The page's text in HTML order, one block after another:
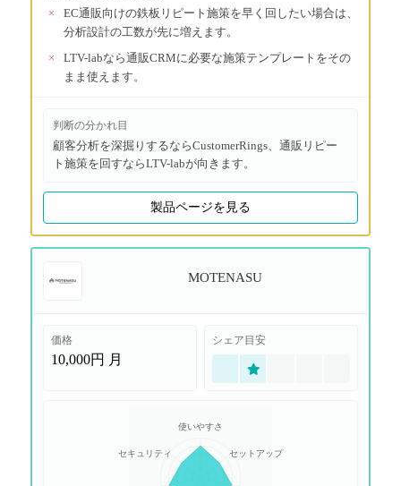
×
EC通販向けの鉄板リピート施策を早く回したい場合は、
分析設計の工数が先に増えます。
×
LTV-labなら通販CRMに必要な施策テンプレートをその
まま使えます。
判断の分かれ目
顧客分析を深掘りするならCustomerRings、通販リピー
ト施策を回すならLTV-labが向きます。
製品ページを見る
MOTENASU
価格
10,000円 月
シェア目安
使いやすさ
セットアップ
セキュリティ